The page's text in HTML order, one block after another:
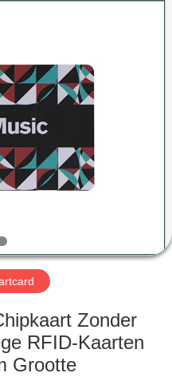
Zonder
RFID-Kaarten
Grootte